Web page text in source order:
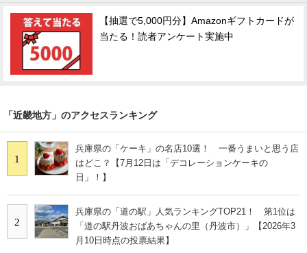
【抽選で5,000円分】Amazonギフトカードが
当たる！読者アンケート実施中
「近畿地方」のアクセスランキング
1
兵庫県の「ケーキ」の名店10選！ 一番うまいと思う店
はどこ？【7月12日は「デコレーションケーキの
日」！】
2
兵庫県の「道の駅」人気ランキングTOP21！ 第1位は
「道の駅丹波おばあちゃんの里（丹波市）」【2026年3
月10日時点の投票結果】